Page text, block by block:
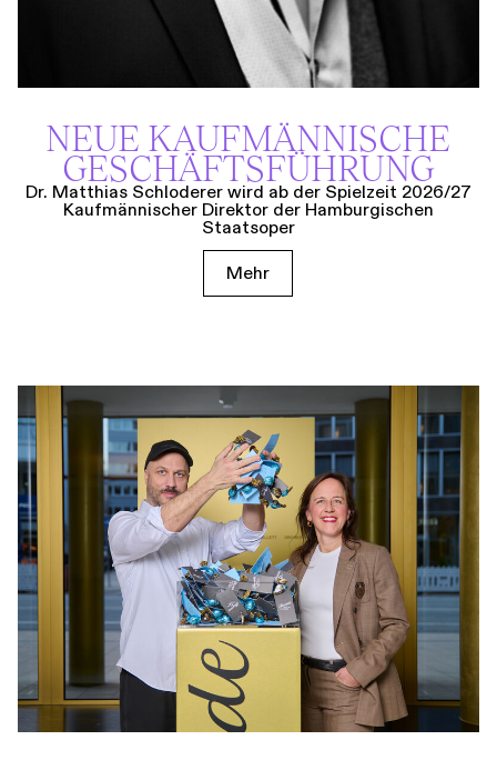
NEUE KAUF­MÄNNISCHE
GESCHÄFTS­FÜHRUNG
Dr. Matthias Schloderer wird ab der Spielzeit 2026/27
Kaufmännischer Direktor der Hamburgischen
Staatsoper
Mehr